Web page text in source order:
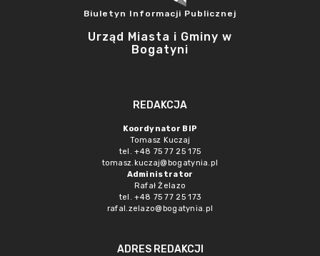
Biuletyn Informacji Publicznej
Urząd Miasta i Gminy w
Bogatyni
REDAKCJA
Koordynator BIP
Tomasz Kuczaj
tel. +48 75 77 25 175
tomasz.kuczaj@bogatynia.pl
Administrator
Rafał Żelazo
tel. +48 75 77 25 173
rafal.zelazo@bogatynia.pl
ADRES REDAKCJI